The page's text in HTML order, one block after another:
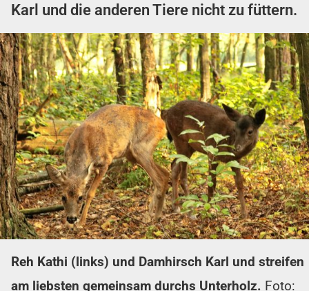
Karl und die anderen Tiere nicht zu füttern.
Reh Kathi (links) und Damhirsch Karl und streifen
am liebsten gemeinsam durchs Unterholz. Foto: